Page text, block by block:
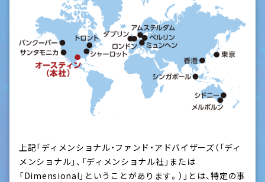
上記「ディメンショナル・ファンド・アドバイザーズ（「ディ
メンショナル」、「ディメンショナル社」または
「Dimensional」ということがあります。）」とは、特定の事